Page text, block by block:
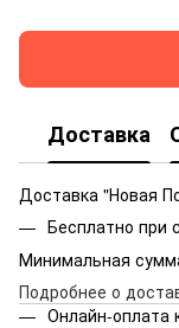
Доставка
Доставка "Новая
Бесплатно при
Минимальная
Подробнее о
Онлайн-оплата